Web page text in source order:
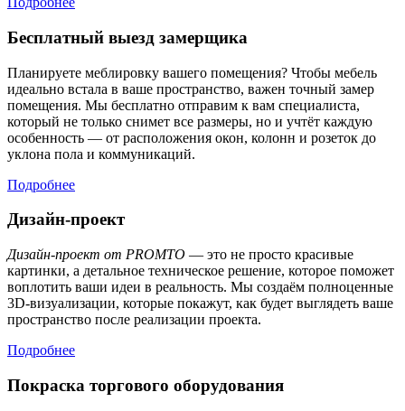
Бесплатный выезд замерщика
Планируете меблировку вашего помещения? Чтобы мебель
идеально встала в ваше пространство, важен точный замер
помещения. Мы бесплатно отправим к вам специалиста,
который не только снимет все размеры, но и учтёт каждую
особенность — от расположения окон, колонн и розеток до
уклона пола и коммуникаций.
Подробнее
Дизайн-проект
Дизайн-проект от PROMTO — это не просто красивые
картинки, а детальное техническое решение, которое поможет
воплотить ваши идеи в реальность. Мы создаём полноценные
3D-визуализации, которые покажут, как будет выглядеть ваше
пространство после реализации проекта.
Подробнее
Покраска торгового оборудования